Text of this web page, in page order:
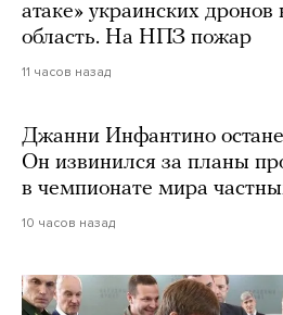
атаке» украинских
область. На НПЗ пожар
11 часов назад
Джанни Инфантино
Он извинился за планы
в чемпионате мира
10 часов назад